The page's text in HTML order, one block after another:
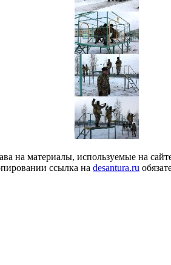
на материалы, используемые на
ссылка на desantura.ru